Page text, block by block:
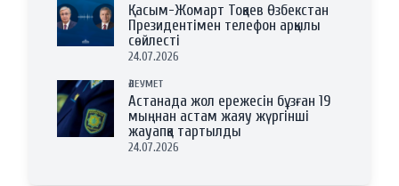
Қасым-Жомарт Тоқаев Өзбекстан
Президентімен телефон арқылы
сөйлесті
24.07.2026
ӘЛЕУМЕТ
Астанада жол ережесін бұзған 19
мыңнан астам жаяу жүргінші
жауапқа тартылды
24.07.2026